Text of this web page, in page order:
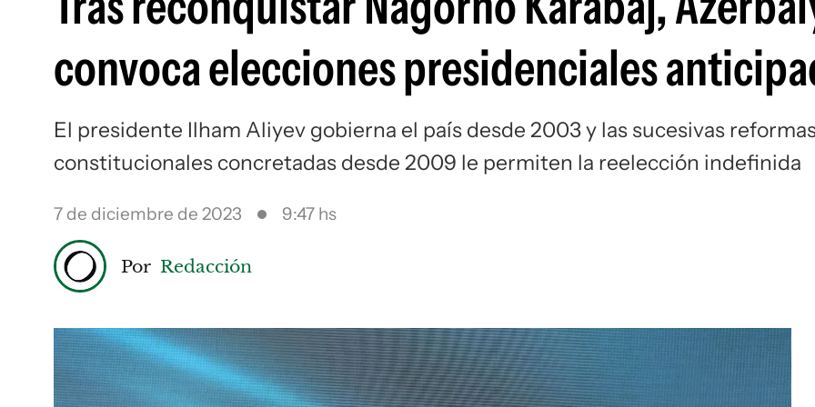
convoca elecciones presidenciales
El presidente Ilham Aliyev gobierna el país desde 2003 y las sucesivas
constitucionales concretadas desde 2009 le permiten la reelección indefinida
7 de diciembre de 2023 9:47 hs
Por Redacción